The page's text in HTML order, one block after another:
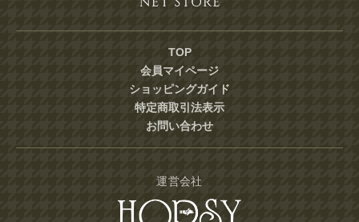
TOP
会員マイページ
ショッピングガイド
特定商取引法表示
お問い合わせ
運営会社